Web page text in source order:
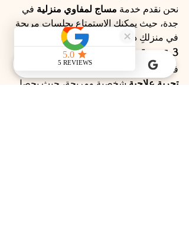
نحن نقدم خدمة مساج لمفاوي منزلية في
جدة، حيث يمكنكِ الاستمتاع بجلسات مريحة
في منزلكِ دون الحاجة للخروج.
3. تجربة شخصية مريحة وآمنة
في Brand Spa
تجربة علاجية شخصية ومريحة، حيث يحصل